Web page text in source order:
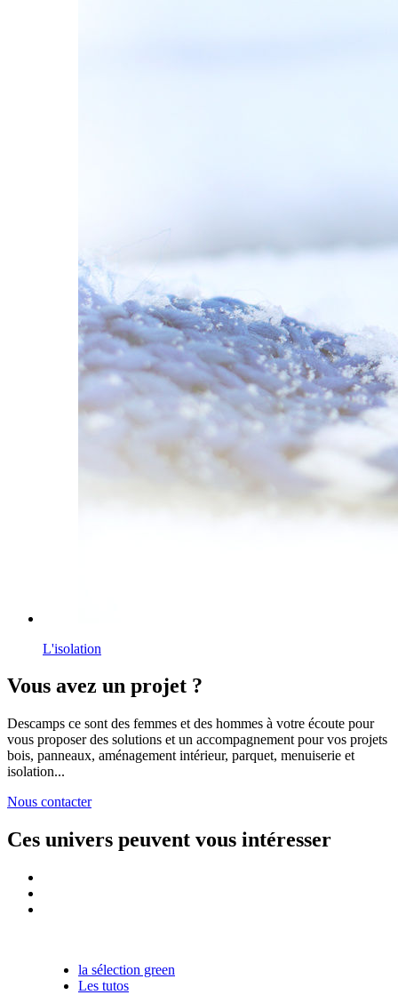
L'isolation
Vous avez un projet ?
Descamps ce sont des femmes et des hommes à votre écoute pour
vous proposer des solutions et un accompagnement pour vos projets
bois, panneaux, aménagement intérieur, parquet, menuiserie et
isolation...
Nous contacter
Ces univers peuvent vous intéresser
la sélection green
Les tutos